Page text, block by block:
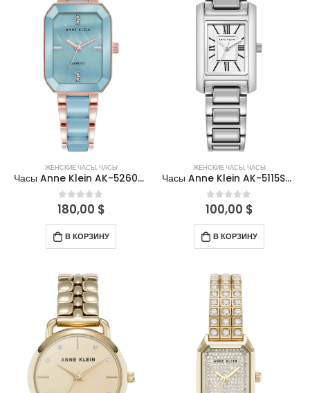
ЖЕНСКИЕ ЧАСЫ,ЧАСЫ
Часы Anne Klein AK-5260AQRG
0out of 5
180,00 $
В КОРЗИНУ
ЖЕНСКИЕ ЧАСЫ,ЧАСЫ
Часы Anne Klein AK-5115SVSV
0out of 5
100,00 $
В КОРЗИНУ